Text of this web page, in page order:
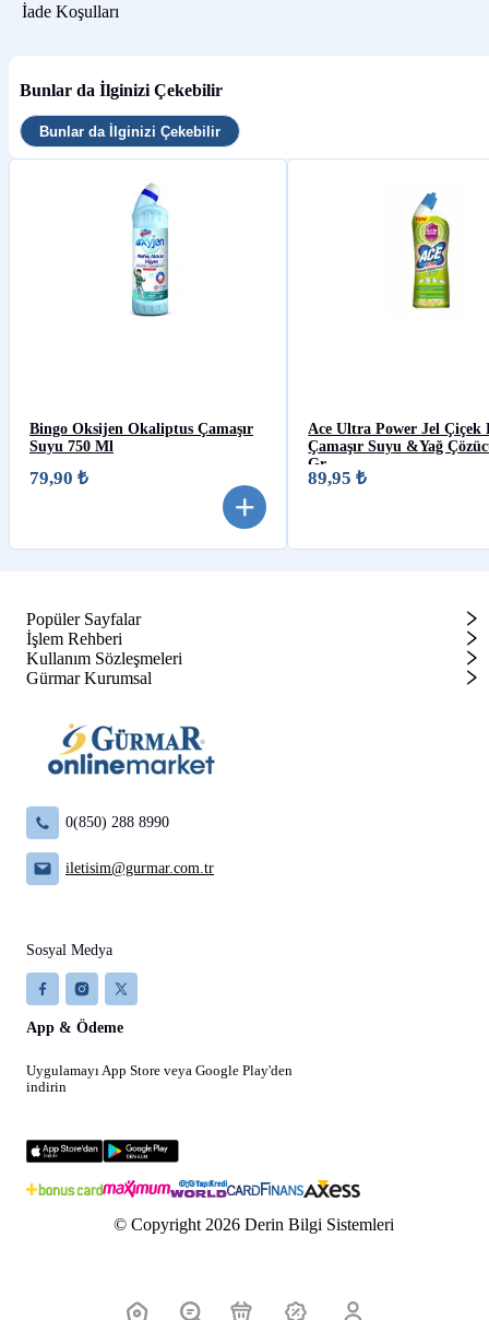
İade Koşulları
Bunlar da İlginizi Çekebilir
Bunlar da İlginizi Çekebilir
Bingo Oksijen Okaliptus Çamaşır
Suyu 750 Ml
79,90 ₺
Ace Ultra Power Jel Çiçek
Çamaşır Suyu &Yağ
Gr
89,95 ₺
Popüler Sayfalar
İşlem Rehberi
Kullanım Sözleşmeleri
Gürmar Kurumsal
0(850) 288 8990
iletisim@gurmar.com.tr
Sosyal Medya
App & Ödeme
Uygulamayı App Store veya Google Play'den
indirin
© Copyright 2026 Derin Bilgi Sistemleri